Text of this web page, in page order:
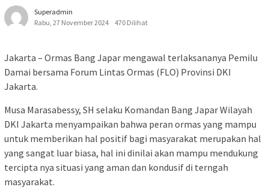
Superadmin
Rabu, 27 November 2024
470 Dilihat
Jakarta – Ormas Bang Japar mengawal terlaksananya Pemilu
Damai bersama Forum Lintas Ormas (FLO) Provinsi DKI
Jakarta.
Musa Marasabessy, SH selaku Komandan Bang Japar Wilayah
DKI Jakarta menyampaikan bahwa peran ormas yang mampu
untuk memberikan hal positif bagi masyarakat merupakan hal
yang sangat luar biasa, hal ini dinilai akan mampu mendukung
tercipta nya situasi yang aman dan kondusif di terngah
masyarakat.